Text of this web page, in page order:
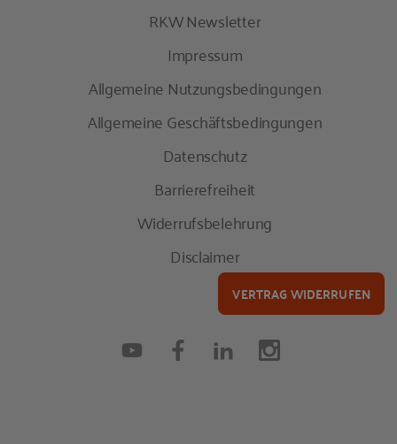
RKW Newsletter
Impressum
Allgemeine Nutzungsbedingungen
Allgemeine Geschäftsbedingungen
Datenschutz
Barrierefreiheit
Widerrufsbelehrung
Disclaimer
VERTRAG WIDERRUFEN